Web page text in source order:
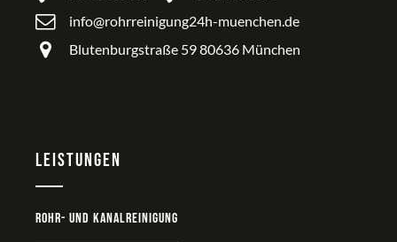
info@rohrreinigung24h-muenchen.de
Blutenburgstraße 59 80636 München
Leistungen
Rohr- und Kanalreinigung